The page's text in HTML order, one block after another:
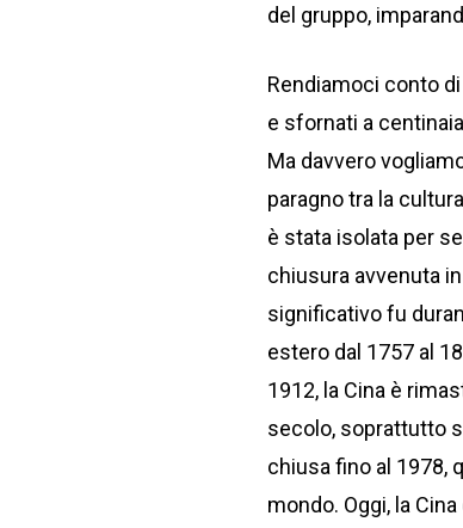
del gruppo,
Rendiamoci conto
e sfornati a
Ma davvero
paragno tra la
è stata isolata per
chiusura avvenuta
significativo fu
estero dal 1757 al
1912, la Cina è
secolo, soprattutto
chiusa fino al 1978,
mondo. Oggi, la